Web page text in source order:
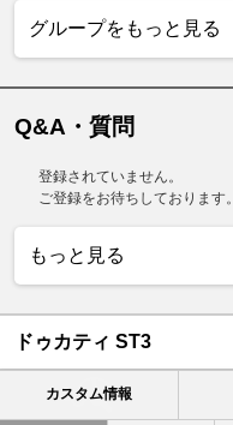
グループをもっと見る
Q&A・質問
登録されていません。
ご登録をお待ちしております。
もっと見る
ドゥカティ ST3
カスタム情報